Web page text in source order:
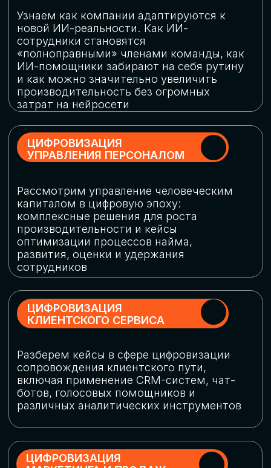
огромную статью затрат
ОБЛАЧНЫЕ ТЕХНОЛОГИИ
Подискутируем, какие облачные решения
существуют на рынке и почему
использование мультиоблачных моделей
не только снижает затраты, но и
«пересборки» бизнес-моделей
СКАЧАТЬ
ПРОГРАММУ
КОНФЕРЕНЦИИ
Оставьте заявку, мы направим вам
программу конференции
СКАЧАТЬ ПРОГРАММУ
СПИКЕРЫ
СТАТЬ СПИКЕРОМ
В конференции участвовали более 120 спикеров